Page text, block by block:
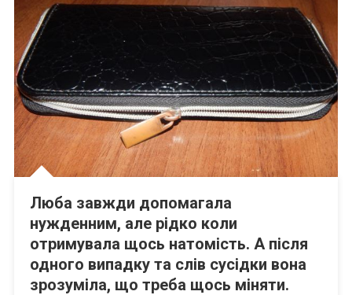
Люба завжди допомагала
нужденним, але рідко коли
отримувала щось натомість. А після
одного випадку та слів сусідки вона
зрозуміла, що треба щось міняти.